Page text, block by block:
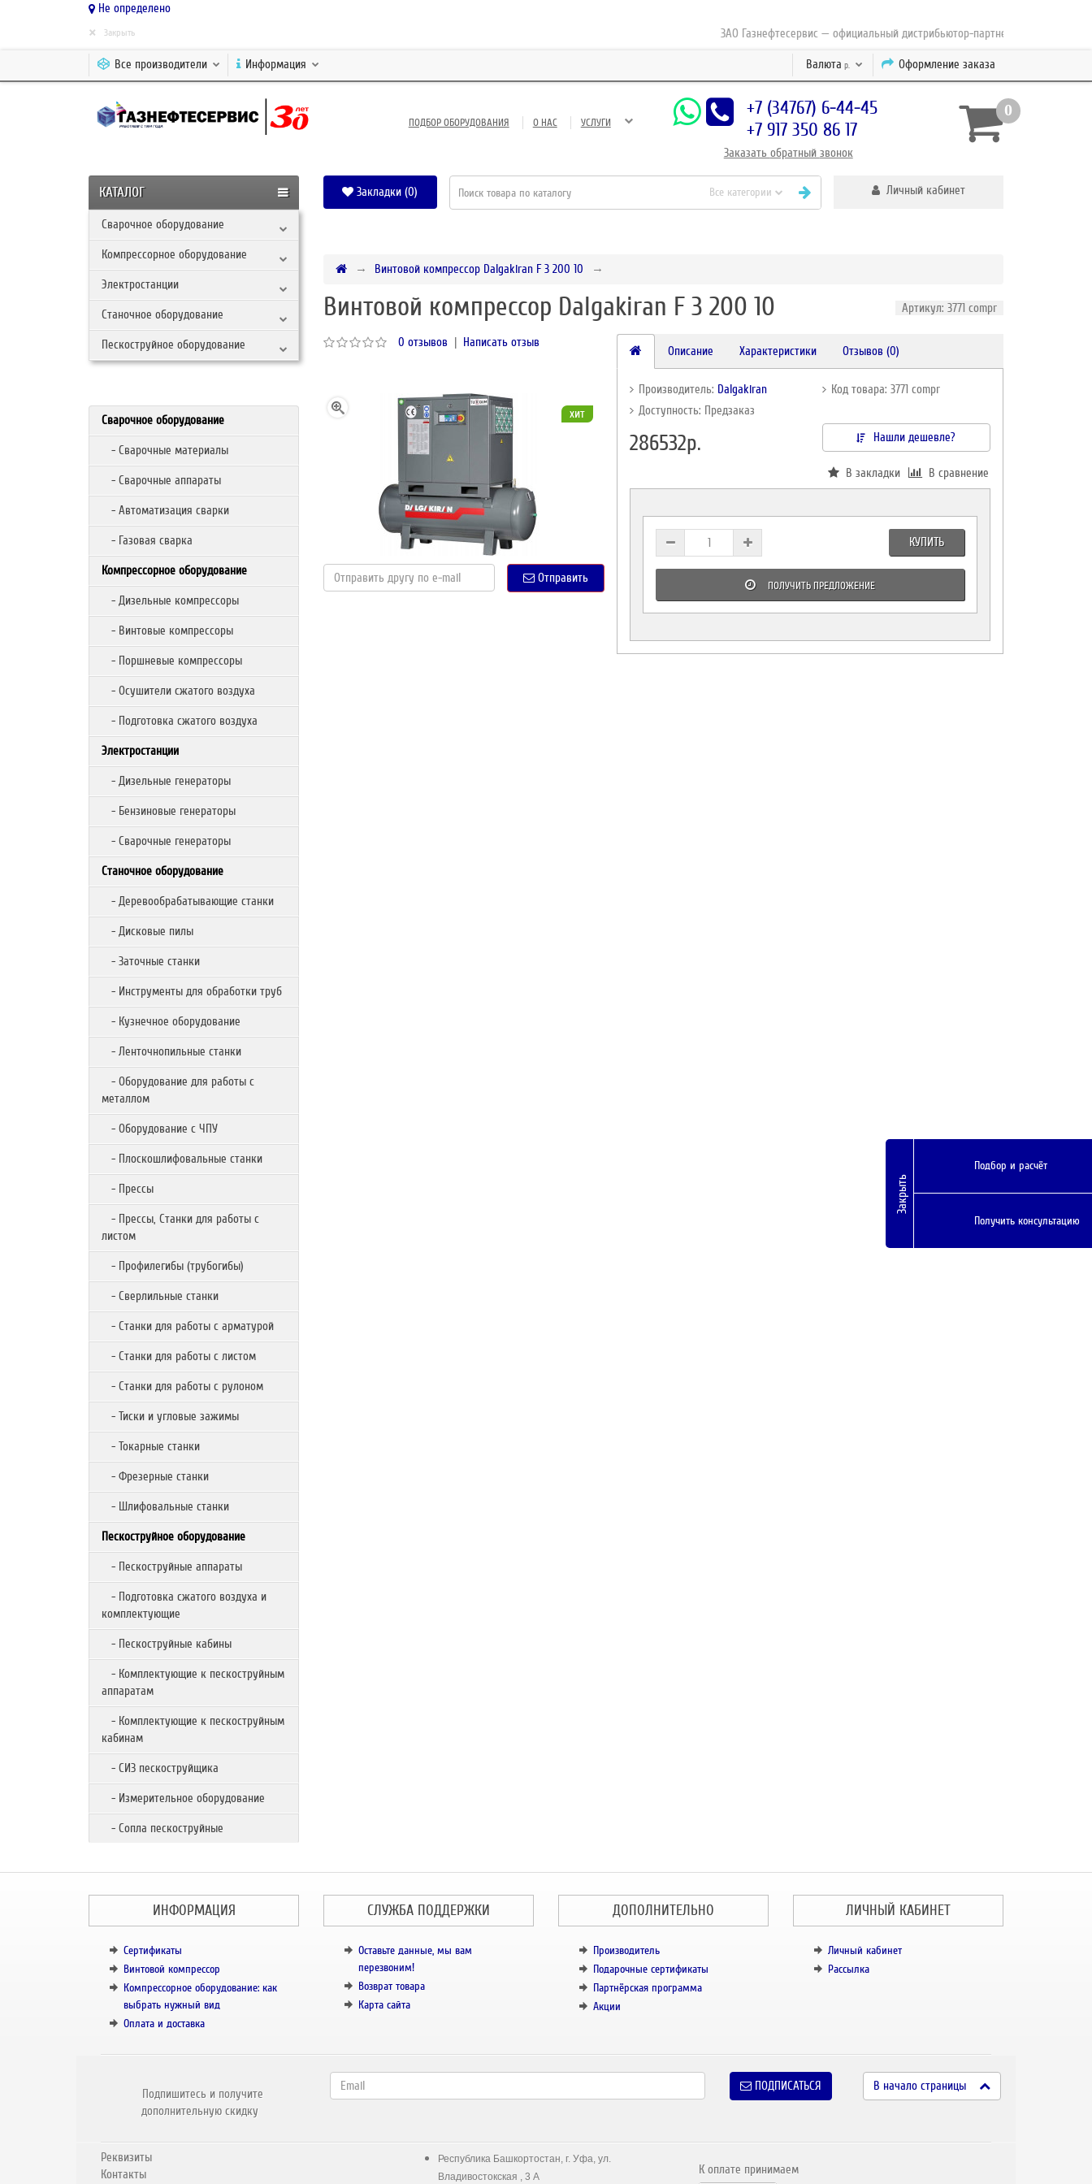
Не определено
ЗАО Газнефтесервис — официальный дистрибьютор-партнер концерна ESAB с
× Закрыть
Оформление заказа
Валюта р.
Все производители Информация
ПОДБОР ОБОРУДОВАНИЯ О НАС УСЛУГИ
+7 (34767) 6-44-45
+7 917 350 86 17
Заказать обратный звонок
0
КАТАЛОГ
Сварочное оборудование
Компрессорное оборудование
Электростанции
Станочное оборудование
Пескоструйное оборудование
Закладки (0) Все категории Личный кабинет
Сварочное оборудование
- Сварочные материалы
- Сварочные аппараты
- Автоматизация сварки
- Газовая сварка
Компрессорное оборудование
- Дизельные компрессоры
- Винтовые компрессоры
- Поршневые компрессоры
- Осушители сжатого воздуха
- Подготовка сжатого воздуха
Электростанции
- Дизельные генераторы
- Бензиновые генераторы
- Сварочные генераторы
Станочное оборудование
- Деревообрабатывающие станки
- Дисковые пилы
- Заточные станки
- Инструменты для обработки труб
- Кузнечное оборудование
- Ленточнопильные станки
- Оборудование для работы с
металлом
- Оборудование с ЧПУ
- Плоскошлифовальные станки
- Прессы
- Прессы, Станки для работы с
листом
- Профилегибы (трубогибы)
- Сверлильные станки
- Станки для работы с арматурой
- Станки для работы с листом
- Станки для работы с рулоном
- Тиски и угловые зажимы
- Токарные станки
- Фрезерные станки
- Шлифовальные станки
Пескоструйное оборудование
- Пескоструйные аппараты
- Подготовка сжатого воздуха и
комплектующие
- Пескоструйные кабины
- Комплектующие к пескоструйным
аппаратам
- Комплектующие к пескоструйным
кабинам
- СИЗ пескоструйщика
- Измерительное оборудование
- Сопла пескоструйные
Винтовой компрессор Dalgakiran F 3 200 10
Винтовой компрессор Dalgakiran F 3 200 10 Артикул: 3771 compr
0 отзывов | Написать отзыв
хит
Отправить
Описание Характеристики Отзывов (0)
Производитель: Dalgakiran
Код товара: 3771 compr
Доступность: Предзаказ
286532р. Нашли дешевле?
В закладки В сравнение
КУПИТЬ
ПОЛУЧИТЬ ПРЕДЛОЖЕНИЕ
ИНФОРМАЦИЯ
Сертификаты
Винтовой компрессор
Компрессорное оборудование: как
выбрать нужный вид
Оплата и доставка
СЛУЖБА ПОДДЕРЖКИ
Оставьте данные, мы вам
перезвоним!
Возврат товара
Карта сайта
ДОПОЛНИТЕЛЬНО
Производитель
Подарочные сертификаты
Партнёрская программа
Акции
ЛИЧНЫЙ КАБИНЕТ
Личный кабинет
Рассылка
Подпишитесь и получите
дополнительную скидку
ПОДПИСАТЬСЯ В начало страницы
Реквизиты
Контакты
Республика Башкортостан, г. Уфа, ул.
Владивостокская , 3 А
К оплате принимаем
Закрыть
Подбор и расчёт
Получить консультацию